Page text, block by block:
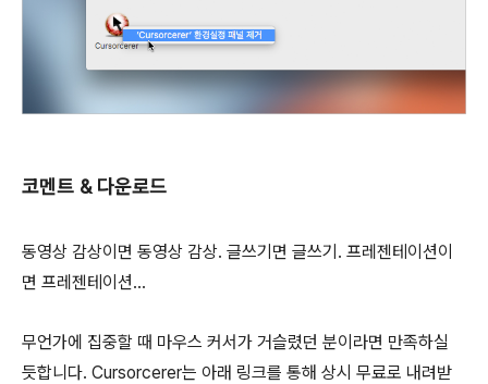
코멘트 & 다운로드
동영상 감상이면 동영상 감상. 글쓰기면 글쓰기. 프레젠테이션이
면 프레젠테이션...
무언가에 집중할 때 마우스 커서가 거슬렸던 분이라면 만족하실
듯합니다. Cursorcerer는 아래 링크를 통해 상시 무료로 내려받